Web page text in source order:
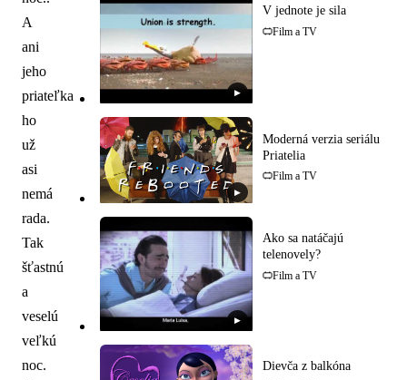
A
ani
jeho
priateľka
ho
už
asi
nemá
rada.
Tak
šťastnú
a
veselú
veľkú
noc.
▶
V jednote je sila
Film a TV
▶
Moderná verzia seriálu
Priatelia
Film a TV
▶
Ako sa natáčajú
telenovely?
Film a TV
Dievča z balkóna